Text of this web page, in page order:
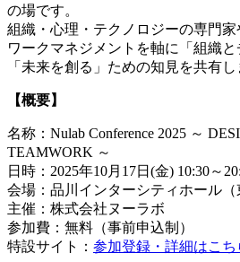
の場です。
組織・心理・テクノロジーの専門
ワークマネジメントを軸に「組織と
「未来を創る」ための知見を共有し
【概要】
名称：Nulab Conference 2025 ～
TEAMWORK ～
日時：2025年10月17日(金) 10:30～
会場：品川インターシティホール（
主催：株式会社ヌーラボ
参加費：無料（事前申込制）
特設サイト： 参加登録・詳細はこち